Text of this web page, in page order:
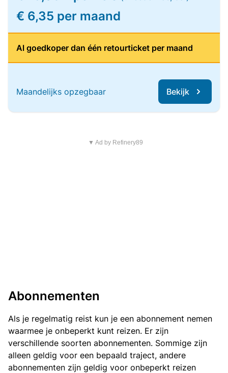
€ 6,35 per maand
Al goedkoper dan één retourticket per maand
Maandelijks opzegbaar Bekijk
▼ Ad by Refinery89
Abonnementen
Als je regelmatig reist kun je een abonnement nemen
waarmee je onbeperkt kunt reizen. Er zijn
verschillende soorten abonnementen. Sommige zijn
alleen geldig voor een bepaald traject, andere
abonnementen zijn geldig voor onbeperkt reizen